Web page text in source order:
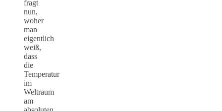
fragt
nun,
woher
man
eigentlich
weiß,
dass
die
Temperatur
im
Weltraum
am